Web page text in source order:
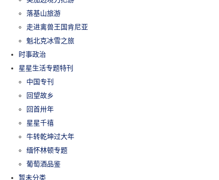
落基山旅游
走进禽兽王国肯尼亚
魁北克冰雪之旅
时事政治
星星生活专题特刊
中国专刊
回望故乡
回首卅年
星星千禧
牛转乾坤过大年
缅怀林顿专题
葡萄酒品鉴
暂未分类